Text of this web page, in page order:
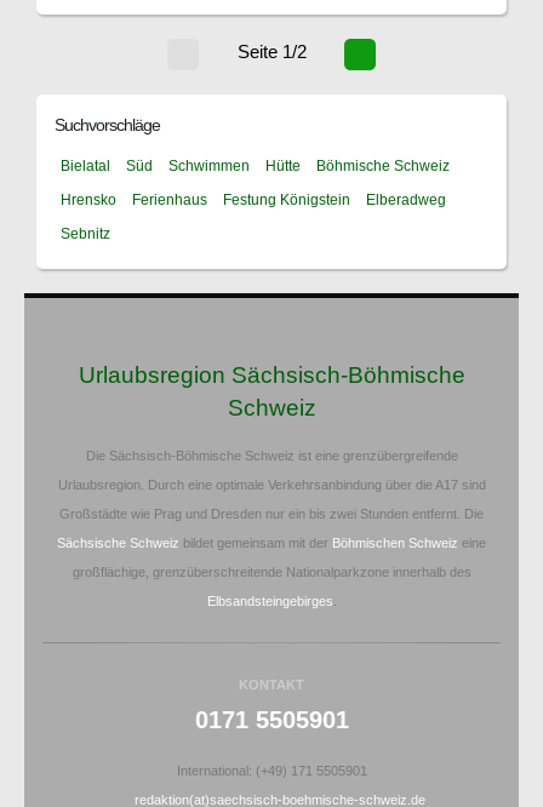
Seite 1/2
Suchvorschläge
Bielatal Süd Schwimmen Hütte
Böhmische Schweiz
Hrensko
Ferienhaus Festung Königstein
Elberadweg
Sebnitz
Urlaubsregion Sächsisch-Böhmische
Schweiz
Die Sächsisch-Böhmische Schweiz ist eine grenzübergreifende
Urlaubsregion. Durch eine optimale Verkehrsanbindung über die A17 sind
Großstädte wie Prag und Dresden nur ein bis zwei Stunden entfernt. Die
Sächsische Schweiz bildet gemeinsam mit der Böhmischen Schweiz eine
großflächige, grenzüberschreitende Nationalparkzone innerhalb des
Elbsandsteingebirges
KONTAKT
0171 5505901
International: (+49) 171 5505901
redaktion(at)saechsisch-boehmische-schweiz.de